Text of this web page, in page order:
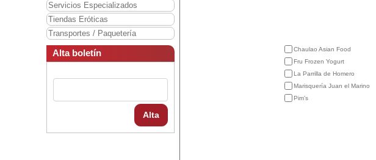
Servicios Especializados
Tiendas Eróticas
Transportes / Paquetería
Alta boletín
Alta
Chaulao Asian Food
Fru Frozen Yogurt
La Parrilla de Homero
Marisquería Juan el Marino
Pim’s